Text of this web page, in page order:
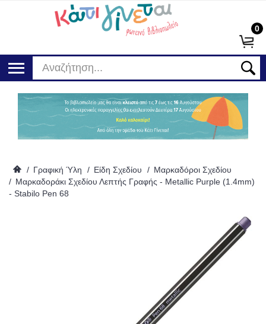
0
/ Γραφική Ύλη / Είδη Σχεδίου / Μαρκαδόροι Σχεδίου
/ Μαρκαδοράκι Σχεδίου Λεπτής Γραφής - Metallic Purple (1.4mm)
- Stabilo Pen 68